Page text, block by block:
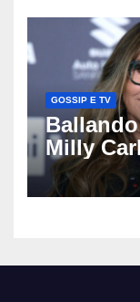
GOSSIP E TV
Milly
colpo:
Muti e